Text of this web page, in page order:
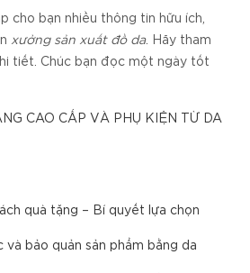
cho bạn nhiều thông tin hữu ích,
xưởng sản xuất đồ da. Hãy tham
tiết. Chúc bạn đọc một ngày tốt
CAO CẤP VÀ PHỤ KIỆN TỪ DA
quà tặng – Bí quyết lựa chọn
và bảo quản sản phẩm bằng da